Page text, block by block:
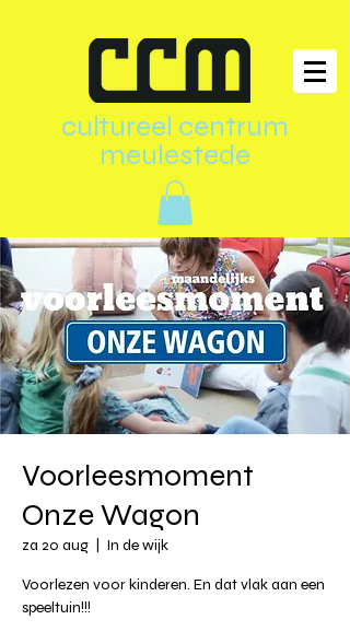
cultureel centrum
meulestede
Voorleesmoment
Onze Wagon
za 20 aug In de wijk
Voorlezen voor kinderen. En dat vlak aan een
speeltuin!!!